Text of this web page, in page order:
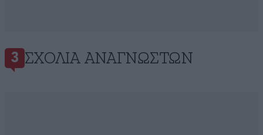
3 ΣΧΌΛΙΑ ΑΝΑΓΝΩΣΤΏΝ